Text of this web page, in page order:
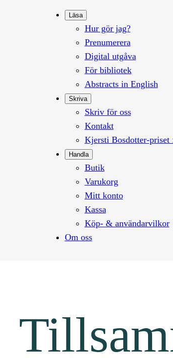
Läsa
Hur gör jag?
Prenumerera
Digital utgåva
För bibliotek
Abstracts in English
Skriva
Skriv för oss
Kontakt
Kjersti Bosdotter-
Handla
Butik
Varukorg
Mitt konto
Kassa
Köp- & användarvilkor
Om oss